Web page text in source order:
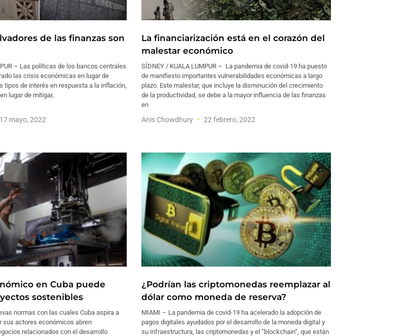
de las finanzas son
– Las políticas de los bancos centrales
las crisis económicas en lugar de
tipos de interés en respuesta a la inflación,
lugar de mitigar,
17 mayo, 2022
La financiarización está en el corazón del
malestar económico
SÍDNEY / KUALA LUMPUR – La pandemia de covid-19 ha puesto
de manifiesto importantes vulnerabilidades económicas a largo
plazo. Este malestar, que incluye la disminución del crecimiento
de la productividad, se debe a la mayor influencia de las finanzas
en
Anis Chowdhury 22 febrero, 2022
en Cuba puede
sostenibles
normas con las cuales Cuba aspira a
sus actores económicos abren
relacionados con el desarrollo
¿Podrían las criptomonedas reemplazar al
dólar como moneda de reserva?
MIAMI – La pandemia de covid-19 ha acelerado la adopción de
pagos digitales ayudados por el desarrollo de la moneda digital y
su infraestructura, las criptomonedas y el “blockchain”, que están